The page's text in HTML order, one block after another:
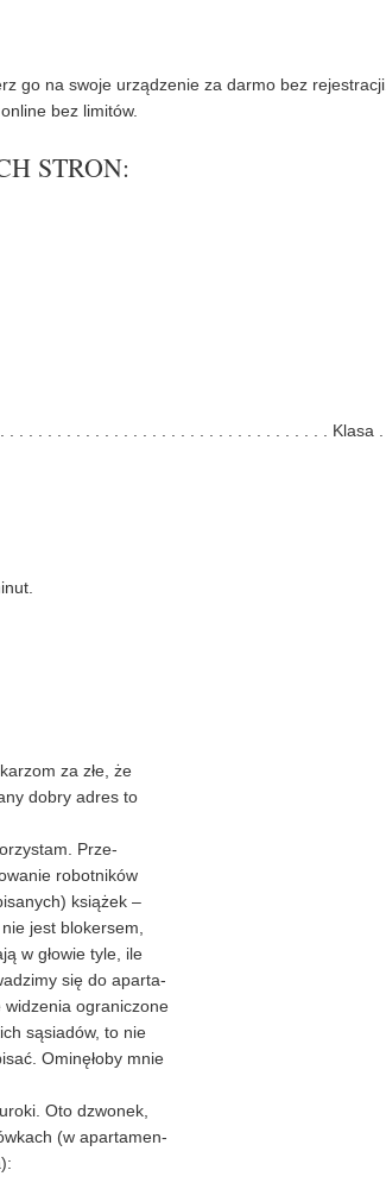
t
go na swoje urządzenie za darmo bez rejestracji.
bez limitów.
STRON:
. . . . . . . . . . . . . . . . . . . . . . . . . . . . . . . . . Klasa .
za złe, że
dobry adres to
Prze-
robotników
książek –
jest blokersem,
w głowie tyle, ile
się do aparta-
widzenia ograniczone
sąsiadów, to nie
Ominęłoby mnie
Oto dzwonek,
(w apartamen-